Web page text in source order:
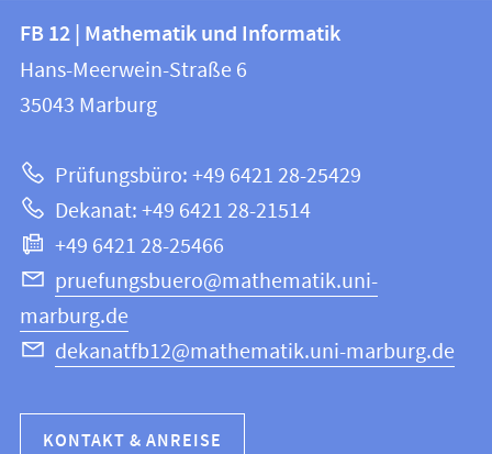
Kontakt
und
Informationen
Website
FB
12
|
und
Informatik
FB 12 | Mathematik und Informatik
Hans-Meerwein-Straße 6
35043 Marburg
Prüfungsbüro: +49 6421 28-25429
Dekanat: +49 6421 28-21514
+49 6421 28-25466
pruefungsbuero@mathematik.uni-
marburg.de
dekanatfb12@mathematik.uni-marburg.de
KONTAKT & ANREISE